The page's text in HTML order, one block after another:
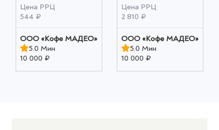
Цена РРЦ
544 ₽
OOO «Кофе МАДЕО»
5.0 Мин
10 000 ₽
Цена РРЦ
2 810 ₽
OOO «Кофе МАДЕО»
5.0 Мин
10 000 ₽